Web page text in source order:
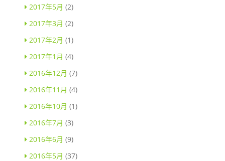
2017年5月 (2)
2017年3月 (2)
2017年2月 (1)
2017年1月 (4)
2016年12月 (7)
2016年11月 (4)
2016年10月 (1)
2016年7月 (3)
2016年6月 (9)
2016年5月 (37)